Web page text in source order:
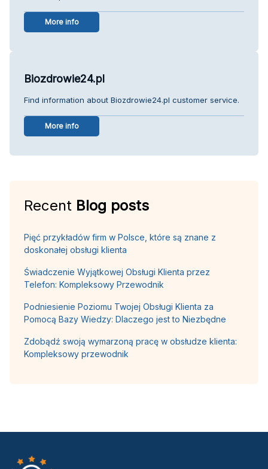
More info
Biozdrowie24.pl
Find information about Biozdrowie24.pl customer service.
More info
Recent Blog posts
Pięć przykładów firm w Polsce, które są znane z
doskonałej obsługi klienta
Świadczenie Wyjątkowej Obsługi Klienta przez
Telefon: Kompleksowy Przewodnik
Podniesienie Poziomu Twojej Obsługi Klienta za
Pomocą Bazy Wiedzy: Dlaczego jest to Niezbędne
Zdobądź swoją wymarzoną pracę w obsłudze klienta:
Kompleksowy przewodnik